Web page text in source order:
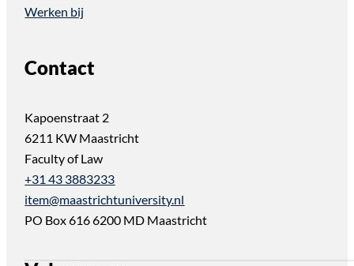
Werken bij
Contact
Kapoenstraat 2
6211 KW Maastricht
Faculty of Law
+31 43 3883233
item@maastrichtuniversity.nl
PO Box 616 6200 MD Maastricht